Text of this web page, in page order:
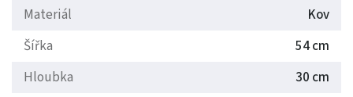
Materiál
Kov
Šířka
54 cm
Hloubka
30 cm